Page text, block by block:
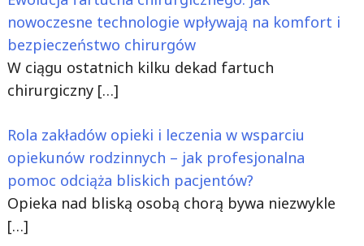
nowoczesne technologie wpływają na komfort i
bezpieczeństwo chirurgów
W ciągu ostatnich kilku dekad fartuch
chirurgiczny […]
Rola zakładów opieki i leczenia w wsparciu
opiekunów rodzinnych – jak profesjonalna
pomoc odciąża bliskich pacjentów?
Opieka nad bliską osobą chorą bywa niezwykle
[…]